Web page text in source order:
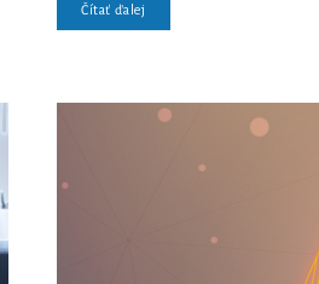
Čítať ďalej